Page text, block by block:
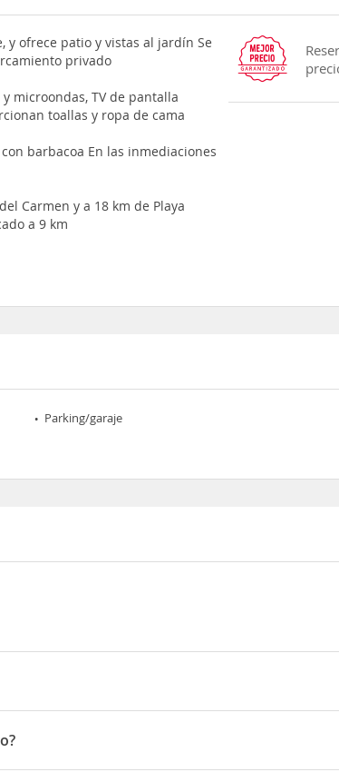
y ofrece patio y vistas al jardín Se
privado
microondas, TV de pantalla
toallas y ropa de cama
barbacoa En las inmediaciones
Carmen y a 18 km de Playa
a 9 km
Parking/garaje